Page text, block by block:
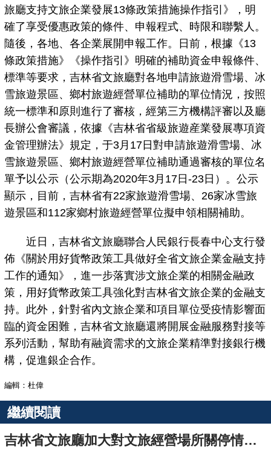
旅廳支持文旅企業發展13條政策措施操作指引》，明
確了享受優惠政策的條件、申報程式、時限和聯繫人。
隨後，各地、各企業展開申報工作。日前，根據《13
條政策措施》《操作指引》明確的補助資金申報條件、
標準等要求，吉林省文旅廳對各地申請旅遊滑雪場、冰
雪旅遊景區、鄉村旅遊經營單位補助的單位情況，按照
統一標準和原則進行了審核，經第三方機構評審以及廳
長辦公會審議，依據《吉林省省級旅遊産業發展專項資
金管理辦法》規定，于3月17日對申請旅遊滑雪場、冰
雪旅遊景區、鄉村旅遊經營單位補助通過審核的單位名
單予以公示（公示期為2020年3月17日-23日）。公示
顯示，目前，吉林省有22家旅遊滑雪場、26家冰雪旅
遊景區和112家鄉村旅遊經營單位擬申領相關補助。
近日，吉林省文旅廳聯合人民銀行長春中心支行發
佈《關於用好貨幣政策工具做好全省文旅企業金融支持
工作的通知》，進一步落實涉文旅企業的相關金融政
策，用好貨幣政策工具強化對吉林省文旅企業的金融支
持。此外，針對省內文旅企業和項目單位受疫情影響面
臨的資金困難，吉林省文旅廳還將開展金融服務對接等
系列活動，幫助有融資需求的文旅企業精準對接銀行機
構，促進銀企合作。
編輯：杜偉
繼續閱讀
吉林省文旅廳加大對文旅經營場所關停情況檢查力度